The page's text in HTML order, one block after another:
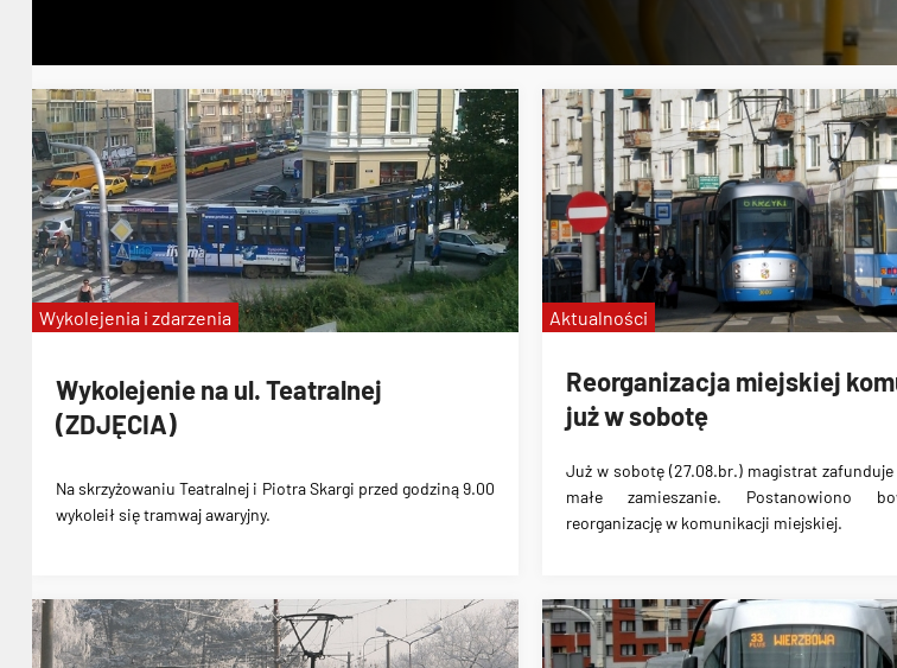
Wykolejenie na ul. Teatralnej
(ZDJĘCIA)
Na skrzyżowaniu Teatralnej i Piotra Skargi przed godziną 9.00
wykoleił się tramwaj awaryjny.
Wykolejenia i zdarzenia
Reorganizacja miejskiej
już w sobotę
Już w sobotę (27.08.br.) magistrat
małe zamieszanie. Postanowiono
reorganizację w komunikacji miejskiej.
Aktualności